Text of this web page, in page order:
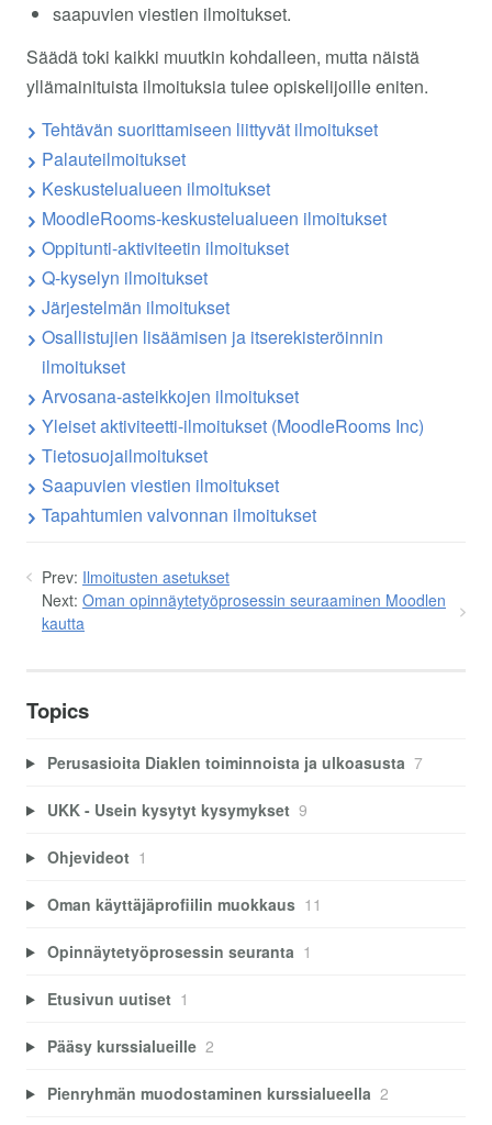
saapuvien viestien ilmoitukset.
Säädä toki kaikki muutkin kohdalleen, mutta näistä
yllämainituista ilmoituksia tulee opiskelijoille eniten.
Tehtävän suorittamiseen liittyvät ilmoitukset
Palauteilmoitukset
Keskustelualueen ilmoitukset
MoodleRooms-keskustelualueen ilmoitukset
Oppitunti-aktiviteetin ilmoitukset
Q-kyselyn ilmoitukset
Järjestelmän ilmoitukset
Osallistujien lisäämisen ja itserekisteröinnin
ilmoitukset
Arvosana-asteikkojen ilmoitukset
Yleiset aktiviteetti-ilmoitukset (MoodleRooms Inc)
Tietosuojailmoitukset
Saapuvien viestien ilmoitukset
Tapahtumien valvonnan ilmoitukset
Prev: Ilmoitusten asetukset
Next: Oman opinnäytetyöprosessin seuraaminen Moodlen
kautta
Topics
Perusasioita Diaklen toiminnoista ja ulkoasusta 7
UKK - Usein kysytyt kysymykset 9
Ohjevideot 1
Oman käyttäjäprofiilin muokkaus 11
Opinnäytetyöprosessin seuranta 1
Etusivun uutiset 1
Pääsy kurssialueille 2
Pienryhmän muodostaminen kurssialueella 2